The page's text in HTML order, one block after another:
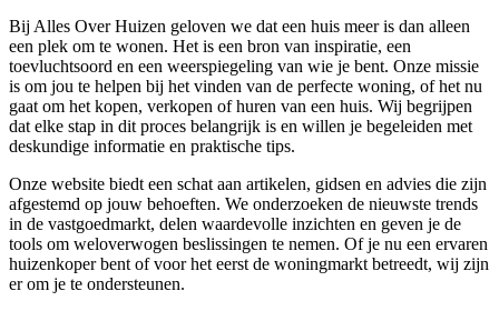
Bij Alles Over Huizen geloven we dat een huis meer is dan alleen
een plek om te wonen. Het is een bron van inspiratie, een
toevluchtsoord en een weerspiegeling van wie je bent. Onze missie
is om jou te helpen bij het vinden van de perfecte woning, of het nu
gaat om het kopen, verkopen of huren van een huis. Wij begrijpen
dat elke stap in dit proces belangrijk is en willen je begeleiden met
deskundige informatie en praktische tips.
Onze website biedt een schat aan artikelen, gidsen en advies die zijn
afgestemd op jouw behoeften. We onderzoeken de nieuwste trends
in de vastgoedmarkt, delen waardevolle inzichten en geven je de
tools om weloverwogen beslissingen te nemen. Of je nu een ervaren
huizenkoper bent of voor het eerst de woningmarkt betreedt, wij zijn
er om je te ondersteunen.